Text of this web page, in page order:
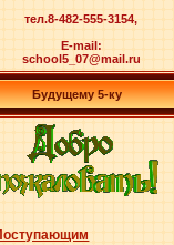
тел.8-482-555-3154,
E-mail:
school5_07@mail.ru
Будущему 5-ку